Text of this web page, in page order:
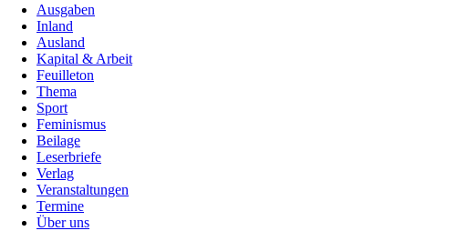
Ausgaben
Inland
Ausland
Kapital & Arbeit
Feuilleton
Thema
Sport
Feminismus
Beilage
Leserbriefe
Verlag
Veranstaltungen
Termine
Über uns